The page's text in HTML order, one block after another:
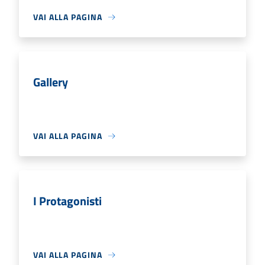
VAI ALLA PAGINA
Gallery
VAI ALLA PAGINA
I Protagonisti
VAI ALLA PAGINA